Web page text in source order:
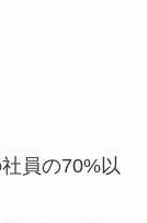
員の70%以